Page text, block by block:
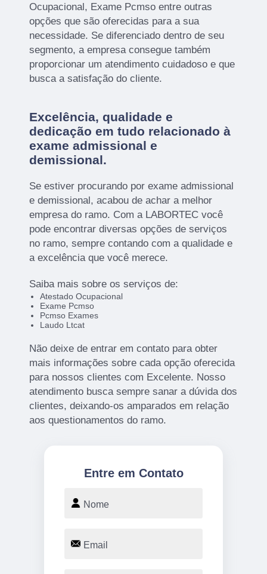
Ocupacional, Exame Pcmso entre outras
opções que são oferecidas para a sua
necessidade. Se diferenciado dentro de seu
segmento, a empresa consegue também
proporcionar um atendimento cuidadoso e que
busca a satisfação do cliente.
Excelência, qualidade e
dedicação em tudo relacionado à
exame admissional e
demissional.
Se estiver procurando por exame admissional
e demissional, acabou de achar a melhor
empresa do ramo. Com a LABORTEC você
pode encontrar diversas opções de serviços
no ramo, sempre contando com a qualidade e
a excelência que você merece.
Saiba mais sobre os serviços de:
Atestado Ocupacional
Exame Pcmso
Pcmso Exames
Laudo Ltcat
Não deixe de entrar em contato para obter
mais informações sobre cada opção oferecida
para nossos clientes com Excelente. Nosso
atendimento busca sempre sanar a dúvida dos
clientes, deixando-os amparados em relação
aos questionamentos do ramo.
Entre em Contato